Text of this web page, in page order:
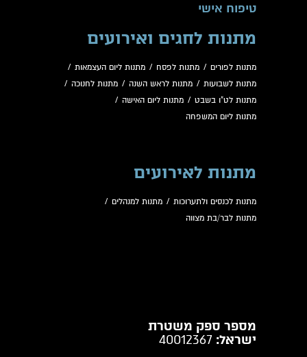
טיפוח אישי
מתנות לחגים ואירועים
מתנות לפורים / מתנות לפסח / מתנות ליום העצמאות /
מתנות לשבועות / מתנות לראש השנה / מתנות לחנוכה /
מתנות לט"ו בשבט / מתנות ליום האישה /
מתנות ליום המשפחה
מתנות לאירועים
מתנות לכנסים ולתערוכות / מתנות למנהלים /
מתנות לבר/בת מצווה
מספר ספק משטרת
ישראל: